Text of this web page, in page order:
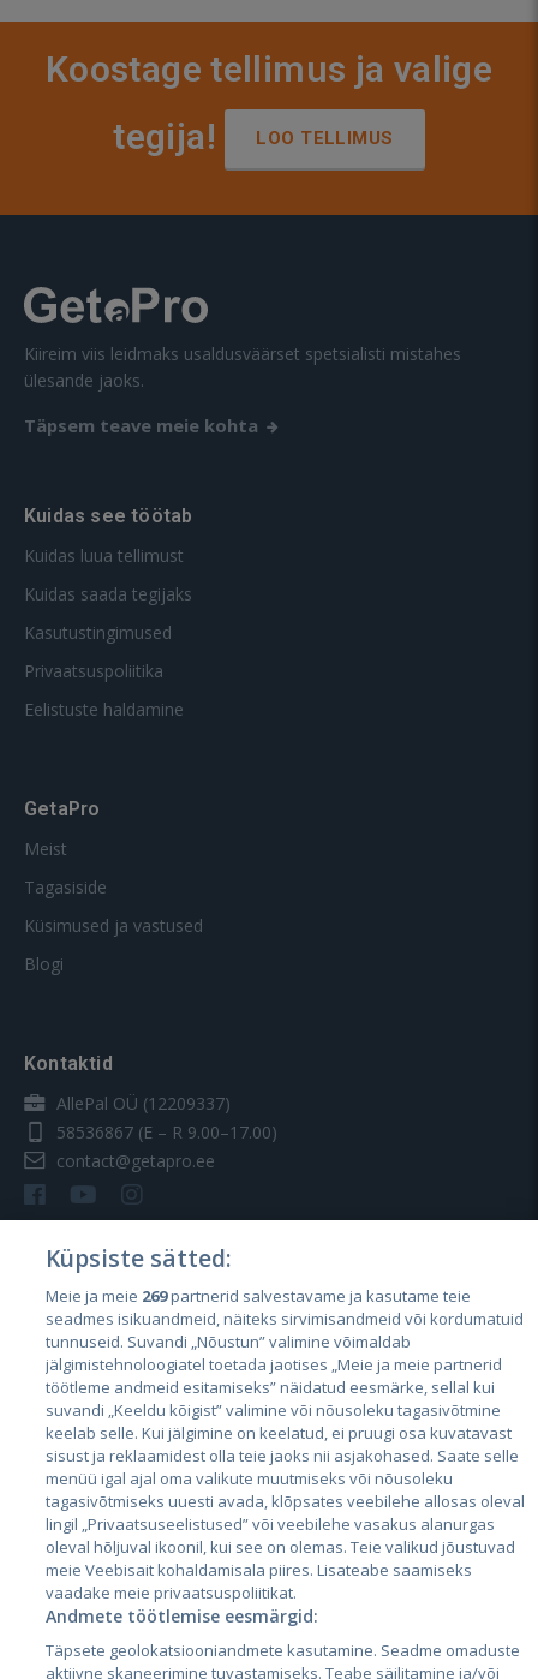
Koostage tellimus ja valige
tegija!
LOO TELLIMUS
Kiireim viis leidmaks usaldusväärset spetsialisti mistahes
ülesande jaoks.
Täpsem teave meie kohta
Kuidas see töötab
Kuidas luua tellimust
Kuidas saada tegijaks
Kasutustingimused
Privaatsuspoliitika
Eelistuste haldamine
GetaPro
Meist
Tagasiside
Küsimused ja vastused
Blogi
Kontaktid
AllePal OÜ (12209337)
58536867 (E – R 9.00–17.00)
contact@getapro.ee
Riigid
Eesti
Läti
Leedu
City24.lv
City24.ee
CVbankas.lt
Kainos.lt
Küpsiste sätted:
Meie ja meie 269partnerid salvestavame ja kasutame teie
seadmes isikuandmeid, näiteks sirvimisandmeid või kordumatuid
tunnuseid. Suvandi „Nõustun” valimine võimaldab
jälgimistehnoloogiatel toetada jaotises „Meie ja meie partnerid
töötleme andmeid esitamiseks” näidatud eesmärke, sellal kui
suvandi „Keeldu kõigist” valimine või nõusoleku tagasivõtmine
keelab selle. Kui jälgimine on keelatud, ei pruugi osa kuvatavast
sisust ja reklaamidest olla teie jaoks nii asjakohased. Saate selle
menüü igal ajal oma valikute muutmiseks või nõusoleku
tagasivõtmiseks uuesti avada, klõpsates veebilehe allosas oleval
lingil „Privaatsuseelistused” või veebilehe vasakus alanurgas
oleval hõljuval ikoonil, kui see on olemas. Teie valikud jõustuvad
meie Veebisait kohaldamisala piires. Lisateabe saamiseks
vaadake meie privaatsuspoliitikat.
Andmete töötlemise eesmärgid:
Täpsete geolokatsiooniandmete kasutamine. Seadme omaduste
aktiivne skaneerimine tuvastamiseks. Teabe säilitamine ja/või